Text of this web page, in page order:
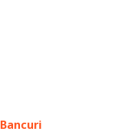
Bancuri